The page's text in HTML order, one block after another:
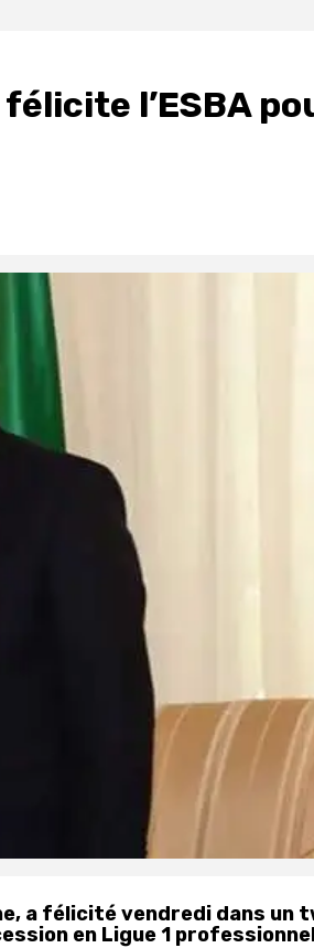
l’ESBA
a félicité vendredi dans un
en Ligue 1